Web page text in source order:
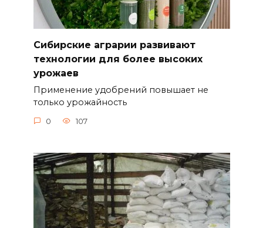
Сибирские аграрии развивают
технологии для более высоких
урожаев
Применение удобрений повышает не
только урожайность
0 107